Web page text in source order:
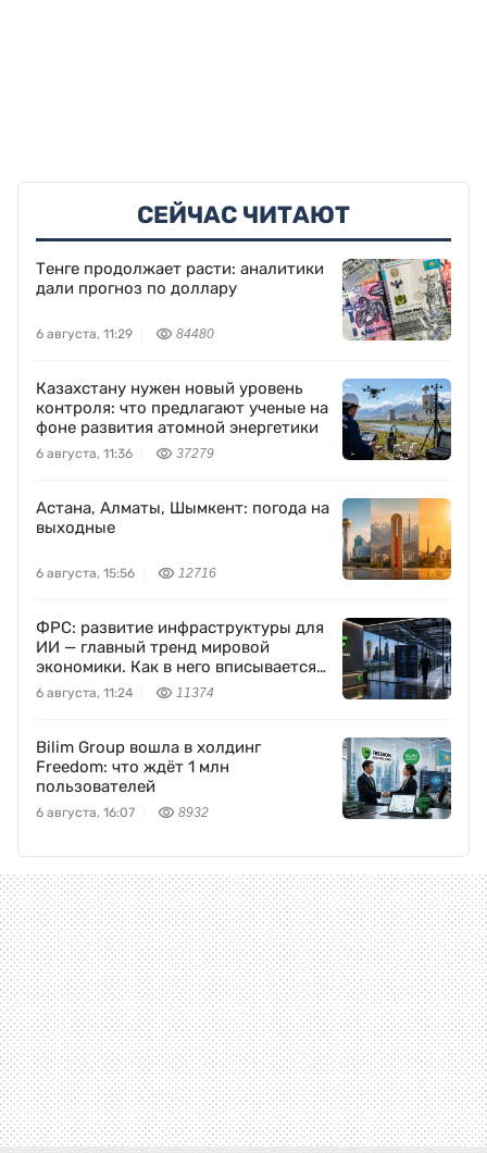
СЕЙЧАС ЧИТАЮТ
Тенге продолжает расти: аналитики
дали прогноз по доллару
6 августа, 11:29 84480
Казахстану нужен новый уровень
контроля: что предлагают ученые на
фоне развития атомной энергетики
6 августа, 11:36 37279
Астана, Алматы, Шымкент: погода на
выходные
6 августа, 15:56 12716
ФРС: развитие инфраструктуры для
ИИ — главный тренд мировой
экономики. Как в него вписывается
Freedom Holding Corp.
6 августа, 11:24 11374
Bilim Group вошла в холдинг
Freedom: что ждёт 1 млн
пользователей
6 августа, 16:07 8932